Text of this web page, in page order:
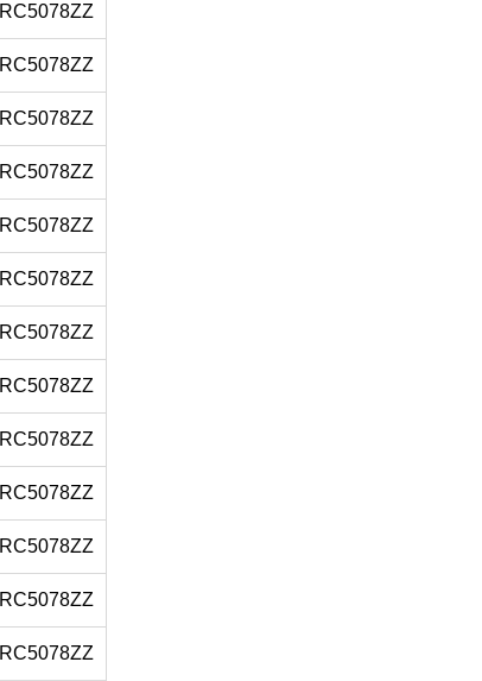
RC5078ZZ
RC5078ZZ
RC5078ZZ
RC5078ZZ
RC5078ZZ
RC5078ZZ
RC5078ZZ
RC5078ZZ
RC5078ZZ
RC5078ZZ
RC5078ZZ
RC5078ZZ
RC5078ZZ